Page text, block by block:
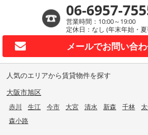
06-6957-
営業時間：10:00～19:00
定休日：なし (年末年始・
メールでお問い合
人気のエリアから賃貸物件を探す
大阪市旭区
赤川 生江 今市 大宮 清水 新森 千林
森小路